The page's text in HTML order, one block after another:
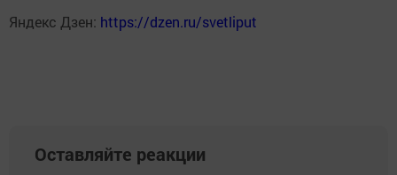
Яндекс Дзен: https://dzen.ru/svetliput
Оставляйте реакции